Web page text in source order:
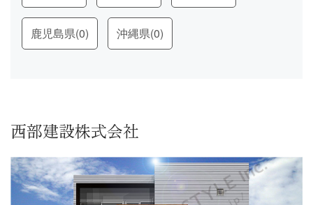
鹿児島県(0) 沖縄県(0)
西部建設株式会社